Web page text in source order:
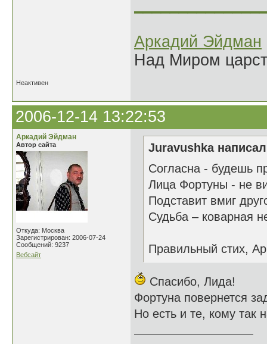
Аркадий Эйдман
Над Миром
Неактивен
2006-12-14 13:22:53
Аркадий Эйдман
Автор сайта
Откуда: Москва
Зарегистрирован: 2006-07-24
Сообщений: 9237
Вебсайт
Juravushka
Согласна - будешь
Лица Фортуны - не
Подставит вмиг
Судьба – коварная
Правильный стих,
Спасибо, Лида!
Фортуна повернется
Но есть и те, кому так